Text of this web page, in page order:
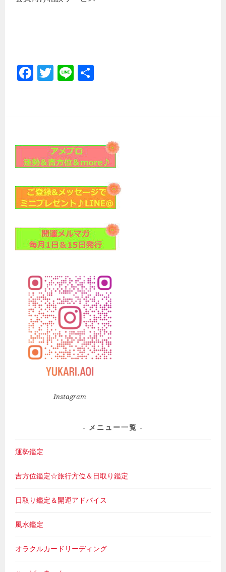
Fa T
Li
Instagram
メニュー一覧
運勢鑑定
吉方位鑑定☆旅行方位＆日取り鑑定
日取り鑑定＆開運アドバイス
風水鑑定
オラクルカードリーディング